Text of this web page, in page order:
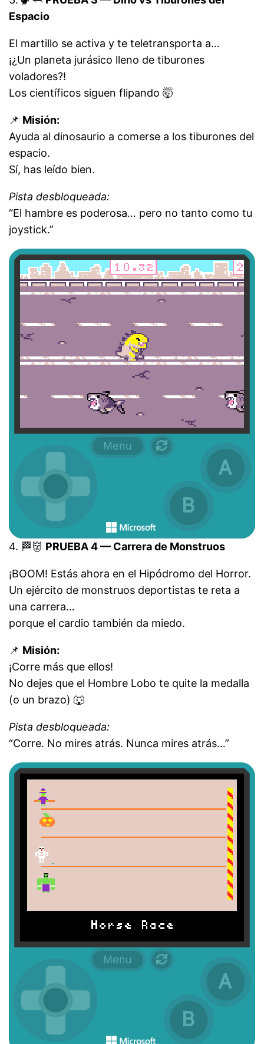
Espacio
El martillo se activa y te teletransporta a…
¡¿Un planeta jurásico lleno de tiburones
voladores?!
Los científicos siguen flipando 🤯
📌 Misión:
Ayuda al dinosaurio a comerse a los tiburones del
espacio.
Sí, has leído bien.
Pista desbloqueada:
“El hambre es poderosa… pero no tanto como tu
joystick.”
4. 🏁👹 PRUEBA 4 — Carrera de Monstruos
¡BOOM! Estás ahora en el Hipódromo del Horror.
Un ejército de monstruos deportistas te reta a
una carrera…
porque el cardio también da miedo.
📌 Misión:
¡Corre más que ellos!
No dejes que el Hombre Lobo te quite la medalla
(o un brazo) 🐺
Pista desbloqueada:
“Corre. No mires atrás. Nunca mires atrás…”